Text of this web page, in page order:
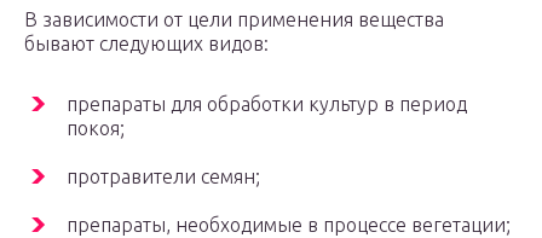
В зависимости от цели применения вещества
бывают следующих видов:
препараты для обработки культур в период
покоя;
протравители семян;
препараты, необходимые в процессе вегетации;